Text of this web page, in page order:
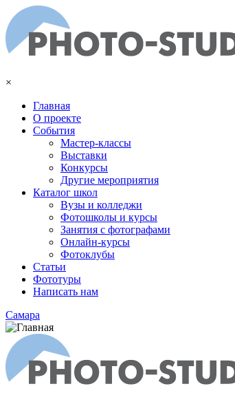
Перейти к основному содержанию
×
Главная
О проекте
События
Мастер-классы
Выставки
Конкурсы
Другие мероприятия
Каталог школ
Вузы и колледжи
Фотошколы и курсы
Занятия с фотографами
Онлайн-курсы
Фотоклубы
Статьи
Фототуры
Написать нам
Самара